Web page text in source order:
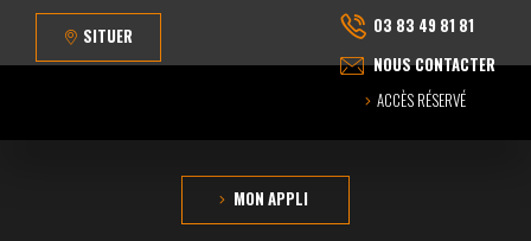
SITUER
03 83 49 81 81
NOUS CONTACTER
ACCÈS RÉSERVÉ
MON APPLI